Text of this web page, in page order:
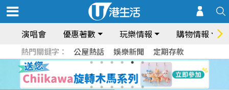
演唱會 優惠著數 玩樂情報 購物情報
熱門關鍵字： 公屋熱話 娛樂新聞 定期存款